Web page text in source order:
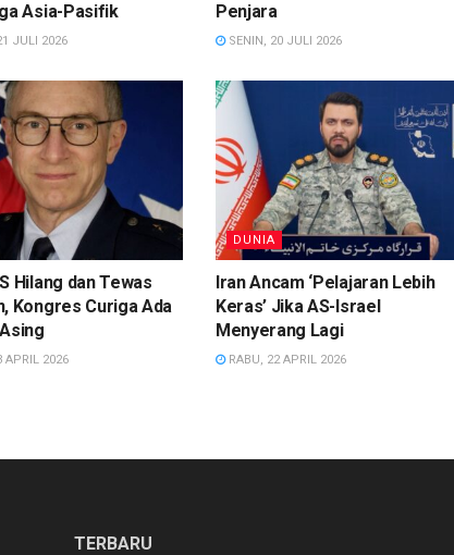
Asia-Pasifik
JULI 2026
Penjara
SENIN, 20 JULI 2026
Hilang dan Tewas
Kongres Curiga Ada
APRIL 2026
DUNIA
Iran Ancam ‘Pelajaran Lebih
Keras’ Jika AS-Israel
Menyerang Lagi
RABU, 22 APRIL 2026
TERBARU